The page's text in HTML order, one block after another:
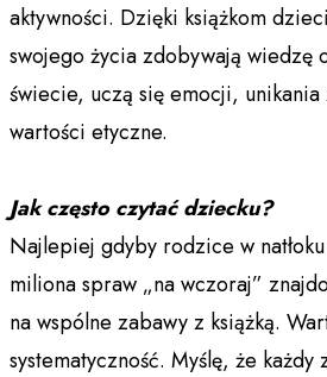
aktywności. Dzięki książkom
swojego życia zdobywają wiedzę
świecie, uczą się emocji,
wartości etyczne.
Jak często czytać dziecku?
Najlepiej gdyby rodzice w
miliona spraw „na wczoraj”
na wspólne zabawy z książką.
systematyczność. Myślę, że każdy